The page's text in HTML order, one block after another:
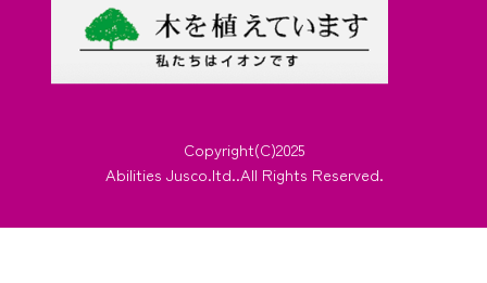
Copyright(C)2025
Abilities Jusco.ltd..All Rights Reserved.